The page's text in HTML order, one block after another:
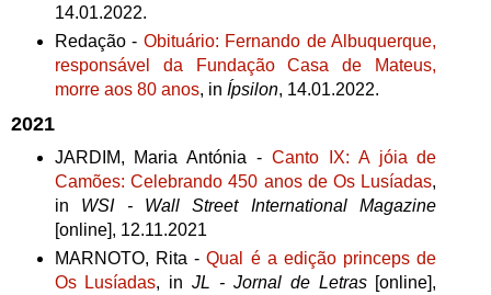
14.01.2022.
Redação - Obituário: Fernando de Albuquerque,
responsável da Fundação Casa de Mateus,
morre aos 80 anos, in Ípsilon, 14.01.2022.
2021
JARDIM, Maria Antónia - Canto IX: A jóia de
Camões: Celebrando 450 anos de Os Lusíadas,
in WSI - Wall Street International Magazine
[online], 12.11.2021
MARNOTO, Rita -Qual é a edição princeps de
Os Lusíadas, inJL - Jornal de Letras[online],